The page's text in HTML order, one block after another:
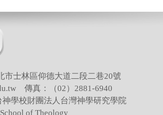
士林區仰德大道二段二巷20號
傳真：（02）2881-6940
學校財團法人台灣神學研究學院
of Theology